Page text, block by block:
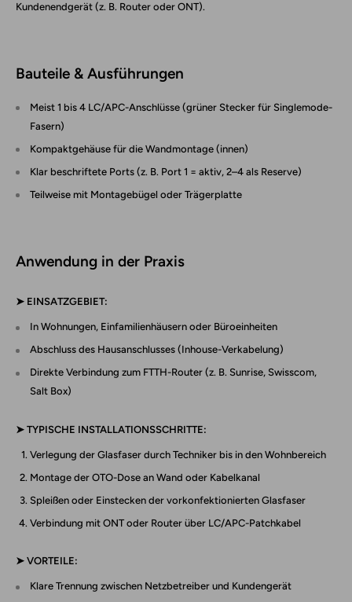
Kundenendgerät (z. B. Router oder ONT).
Bauteile & Ausführungen
Meist 1 bis 4 LC/APC-Anschlüsse (grüner Stecker für Singlemode-
Fasern)
Kompaktgehäuse für die Wandmontage (innen)
Klar beschriftete Ports (z. B. Port 1 = aktiv, 2–4 als Reserve)
Teilweise mit Montagebügel oder Trägerplatte
Anwendung in der Praxis
➤ EINSATZGEBIET:
In Wohnungen, Einfamilienhäusern oder Büroeinheiten
Abschluss des Hausanschlusses (Inhouse-Verkabelung)
Direkte Verbindung zum FTTH-Router (z. B. Sunrise, Swisscom,
Salt Box)
➤ TYPISCHE INSTALLATIONSSCHRITTE:
Verlegung der Glasfaser durch Techniker bis in den Wohnbereich
Montage der OTO-Dose an Wand oder Kabelkanal
Spleißen oder Einstecken der vorkonfektionierten Glasfaser
Verbindung mit ONT oder Router über LC/APC-Patchkabel
➤ VORTEILE:
Klare Trennung zwischen Netzbetreiber und Kundengerät